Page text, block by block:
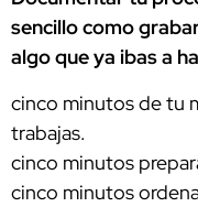
sencillo como
algo que ya ibas a
cinco minutos de tu
trabajas.
cinco minutos
cinco minutos